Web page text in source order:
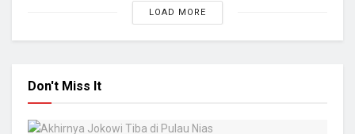
LOAD MORE
Don't Miss It